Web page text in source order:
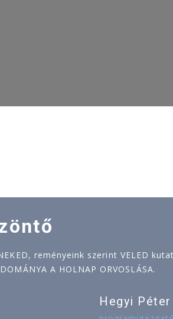
reményeink szerint VELED
A HOLNAP ORVOSLÁSA.
Hegyi Péter